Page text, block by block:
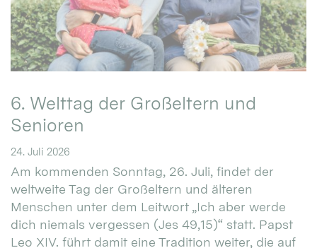
6. Welttag der Großeltern und
Senioren
24. Juli 2026
Am kommenden Sonntag, 26. Juli, findet der
weltweite Tag der Großeltern und älteren
Menschen unter dem Leitwort „Ich aber werde
dich niemals vergessen (Jes 49,15)“ statt. Papst
Leo XIV. führt damit eine Tradition weiter, die auf